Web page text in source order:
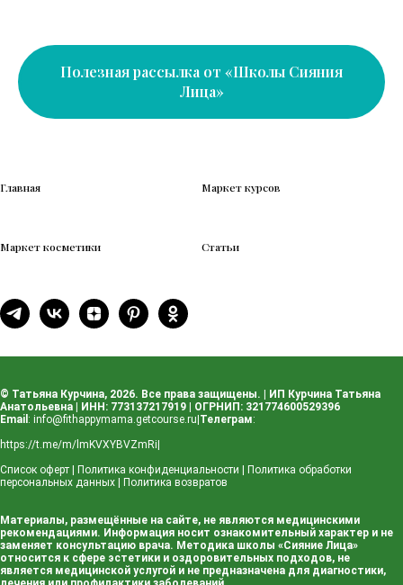
Полезная рассылка от «Школы Сияния
Лица»
Главная Маркет курсов
Маркет косметики Статьи
© Татьяна Курчина, 2026. Все права защищены. | ИП Курчина Татьяна
Анатольевна | ИНН: 773137217919 | ОГРНИП: 321774600529396
Email : info@fithappymama.getcourse.ru|Телеграм:
https://t.me/m/lmKVXYBVZmRi|
Список оферт | Политика конфиденциальности | Политика обработки
персональных данных | Политика возвратов
Материалы, размещённые на сайте, не являются медицинскими
рекомендациями. Информация носит ознакомительный характер и не
заменяет консультацию врача. Методика школы «Сияние Лица»
относится к сфере эстетики и оздоровительных подходов, не
является медицинской услугой и не предназначена для диагностики,